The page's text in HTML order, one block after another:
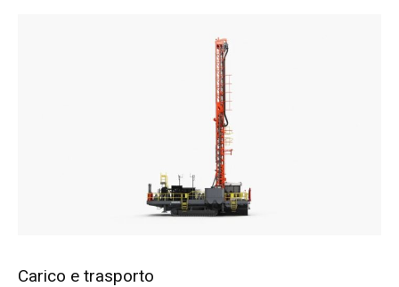
Carico e trasporto